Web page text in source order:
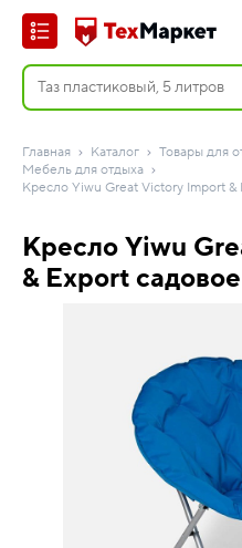
Главная Каталог
Товары для
Мебель для отдыха
Кресло Yiwu Great Victory Import
Кресло Yiwu
& Export